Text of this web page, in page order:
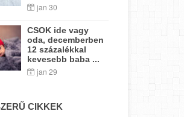
jan 30
CSOK ide vagy
oda, decemberben
12 százalékkal
kevesebb baba ...
jan 29
CIKKEK